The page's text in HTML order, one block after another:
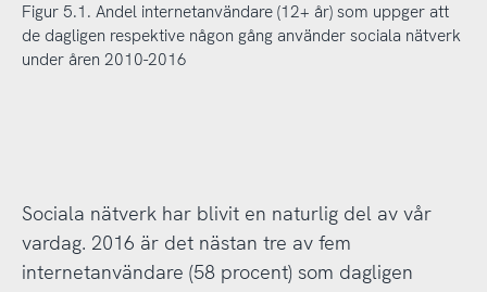
Figur 5.1. Andel internetanvändare (12+ år) som uppger att
de dagligen respektive någon gång använder sociala nätverk
under åren 2010-2016
Sociala nätverk har blivit en naturlig del av vår
vardag. 2016 är det nästan tre av fem
internetanvändare (58 procent) som dagligen